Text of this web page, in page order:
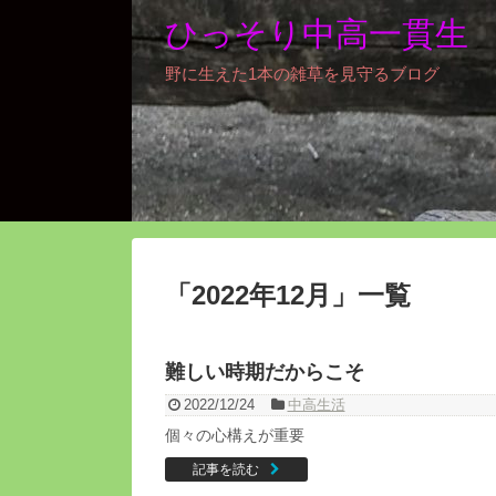
ひっそり中高一貫生
野に生えた1本の雑草を見守るブログ
「 2022年12月 」 一覧
難しい時期だからこそ
2022/12/24 中高生活
個々の心構えが重要
記事を読む